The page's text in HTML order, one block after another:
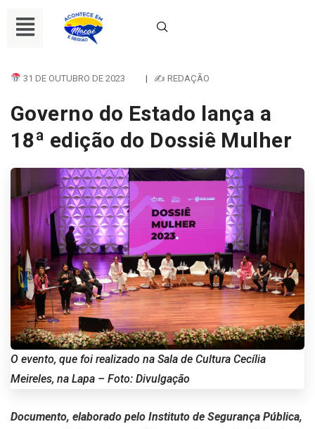
31 DE OUTUBRO DE 2023 | ✍ REDAÇÃO
Governo do Estado lança a
18ª edição do Dossiê Mulher
O evento, que foi realizado na Sala de Cultura Cecília
Meireles, na Lapa – Foto: Divulgação
Documento, elaborado pelo Instituto de Segurança Pública,